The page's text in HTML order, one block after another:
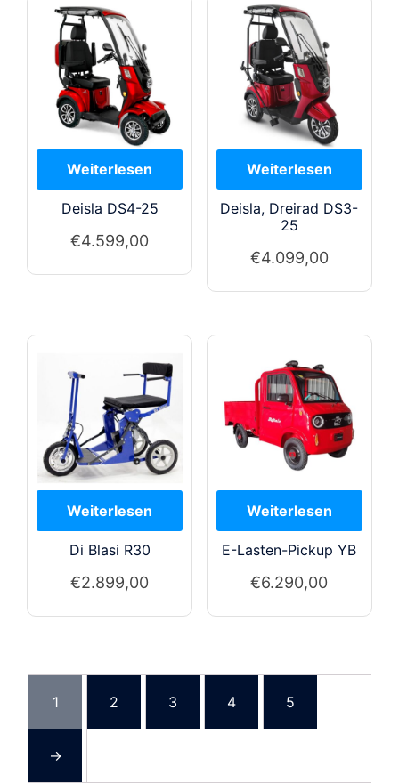
Deisla DS4-25
€4.599,00
Deisla, Dreirad DS3-
25
€4.099,00
Di Blasi R30
€2.899,00
Dieses
Varianten
auf.
E-Lasten-Pickup YB
€6.290,00
1 2 3 4 5
→